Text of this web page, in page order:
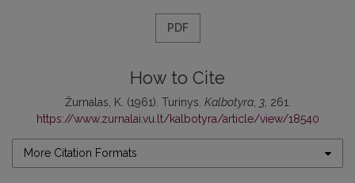
PDF
How to Cite
Žurnalas, K. (1961). Turinys. Kalbotyra, 3, 261.
https://www.zurnalai.vu.lt/kalbotyra/article/view/18540
More Citation Formats